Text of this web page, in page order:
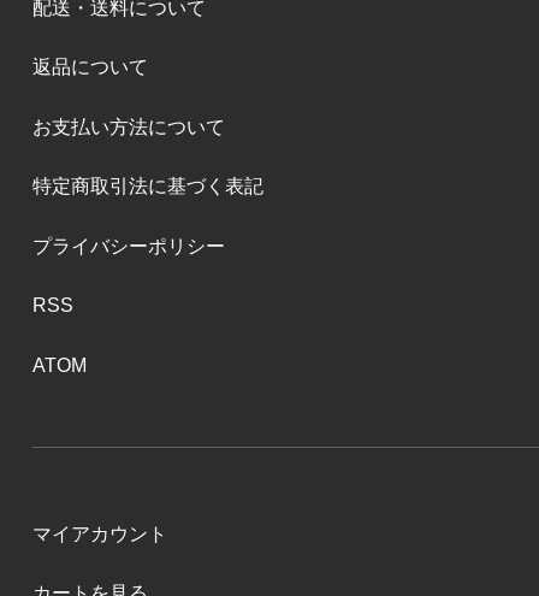
配送・送料について
返品について
お支払い方法について
特定商取引法に基づく表記
プライバシーポリシー
RSS
ATOM
マイアカウント